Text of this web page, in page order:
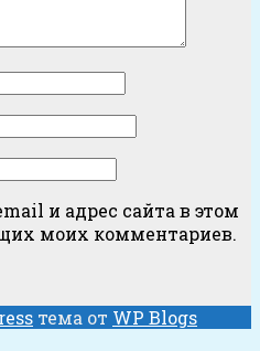
и адрес сайта в этом
моих комментариев.
тема от WP Blogs